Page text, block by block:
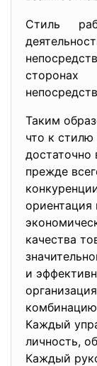
Стиль
Таким
что к
достаточно
прежде
качества
и
Каждый
личность,
Каждый